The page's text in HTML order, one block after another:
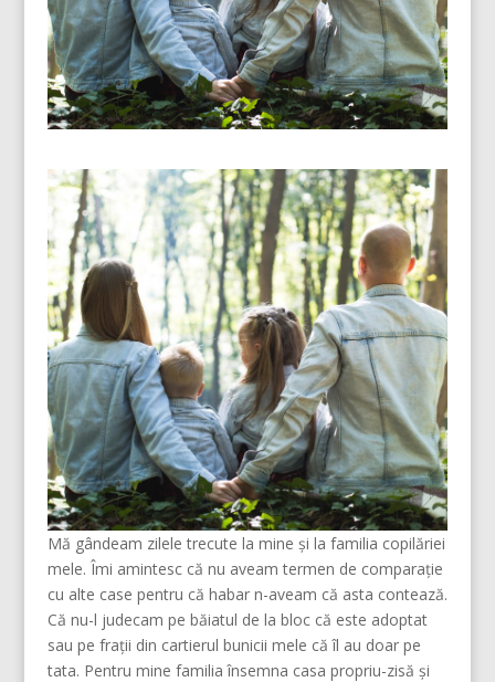
Mă gândeam zilele trecute la mine și la familia copilăriei
mele. Îmi amintesc că nu aveam termen de comparație
cu alte case pentru că habar n-aveam că asta contează.
Că nu-l judecam pe băiatul de la bloc că este adoptat
sau pe frații din cartierul bunicii mele că îl au doar pe
tata. Pentru mine familia însemna casa propriu-zisă și